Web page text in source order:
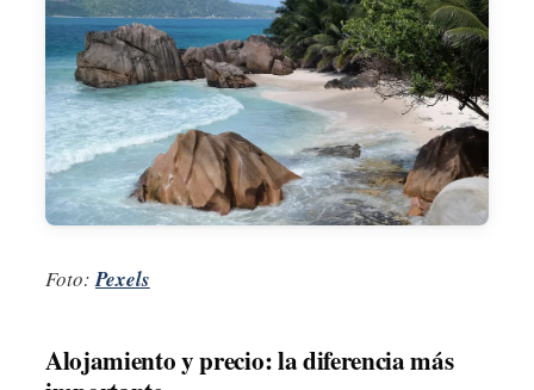
Foto:Pexels
Alojamiento y precio: la diferencia más